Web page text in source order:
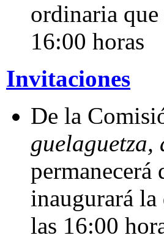
ordinaria
16:00 horas
Invitaciones
De la
guelaguetza,
inaugurará
las 16:00